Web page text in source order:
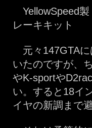
YellowSpeed
レーキキット
元々147GTAに
いたのですが、
やK-sportや
い。すると18イ
イヤの新調まで